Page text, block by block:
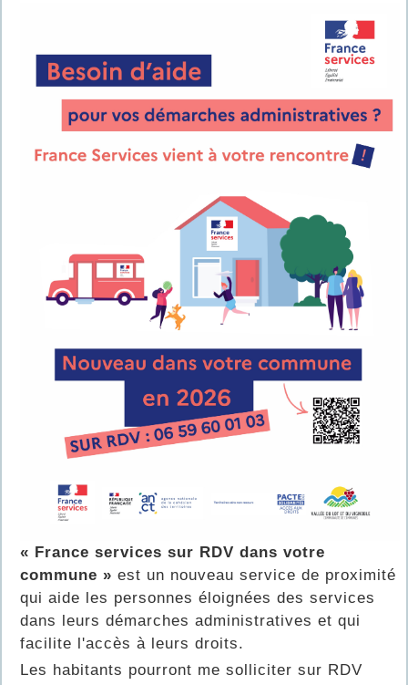
« France services sur RDV dans votre
commune » est un nouveau service de proximité
qui aide les personnes éloignées des services
dans leurs démarches administratives et qui
facilite l'accès à leurs droits.
Les habitants pourront me solliciter sur RDV